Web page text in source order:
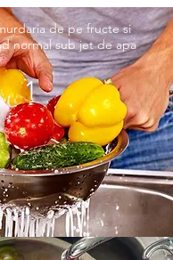
de pe fructe si
normal sub jet de apa
1